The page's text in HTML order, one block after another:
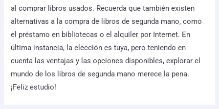
al comprar libros usados. Recuerda que también existen
alternativas a la compra de libros de segunda mano, como
el préstamo en bibliotecas o el alquiler por Internet. En
última instancia, la elección es tuya, pero teniendo en
cuenta las ventajas y las opciones disponibles, explorar el
mundo de los libros de segunda mano merece la pena.
¡Feliz estudio!